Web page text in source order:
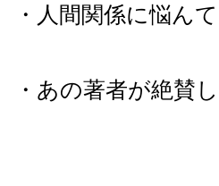
・人間関係に悩ん
・あの著者が絶賛